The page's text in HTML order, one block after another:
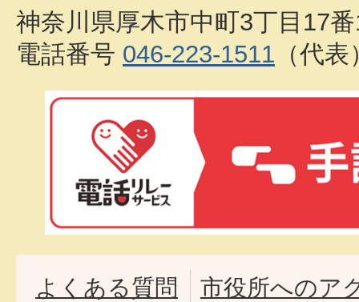
神奈川県厚木市中町3丁目17
電話番号 046-223-1511 （代表
よくある質問
市役所へのア